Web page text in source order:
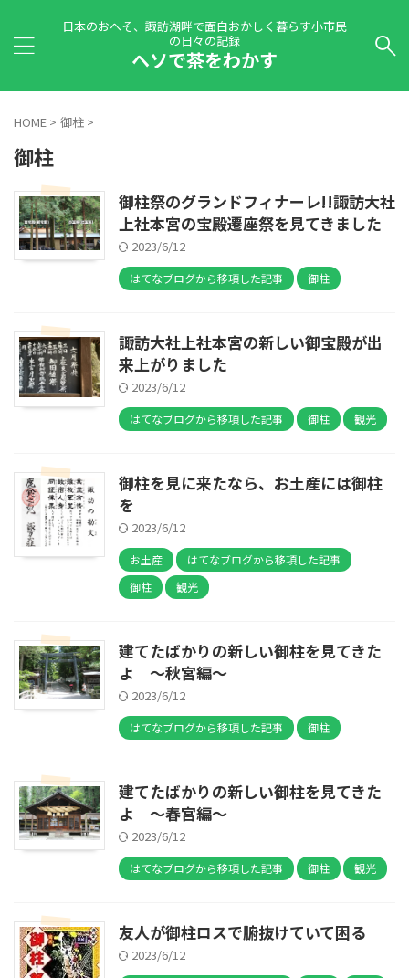
日本のおへそ、諏訪湖畔で面白おかしく暮らす小市民
の日々の記録
ヘソで茶をわかす
HOME > 御柱 >
御柱
御柱祭のグランドフィナーレ!!諏訪大社
上社本宮の宝殿遷座祭を見てきました
2023/6/12
はてなブログから移項した記事 御柱
諏訪大社上社本宮の新しい御宝殿が出
来上がりました
2023/6/12
はてなブログから移項した記事 御柱 観光
御柱を見に来たなら、お土産には御柱
を
2023/6/12
お土産
はてなブログから移項した記事
御柱
観光
建てたばかりの新しい御柱を見てきた
よ ～秋宮編～
2023/6/12
はてなブログから移項した記事 御柱
建てたばかりの新しい御柱を見てきた
よ ～春宮編～
2023/6/12
はてなブログから移項した記事 御柱 観光
友人が御柱ロスで腑抜けていて困る
2023/6/12